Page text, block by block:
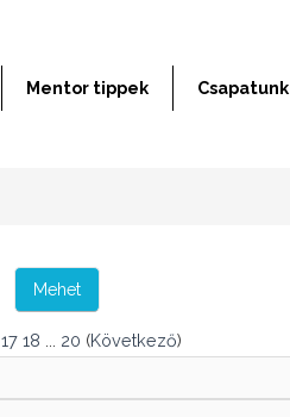
Mentor tippek Csapatunk
Mehet
17 18 ... 20 (Következő)